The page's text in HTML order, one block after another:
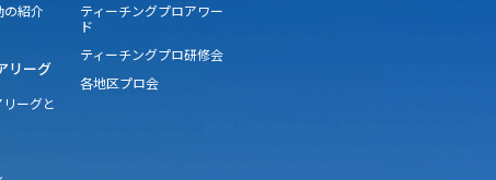
の紹介
リーグ
ーグと
ティーチングプロアワー
ド
ティーチングプロ研修会
各地区プロ会